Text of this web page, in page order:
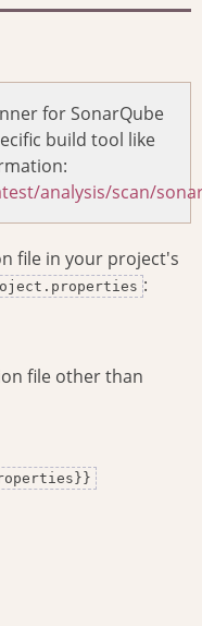
for SonarQube
build tool like
analysis/scan/
file in your project's
:
file other than